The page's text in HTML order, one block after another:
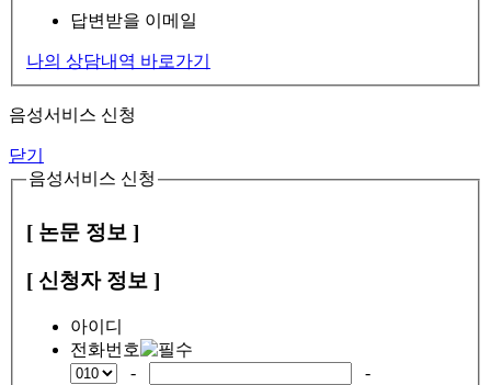
답변받을 이메일
나의 상담내역 바로가기
음성서비스 신청
닫기
음성서비스 신청
[ 논문 정보 ]
[ 신청자 정보 ]
아이디
전화번호
-
-